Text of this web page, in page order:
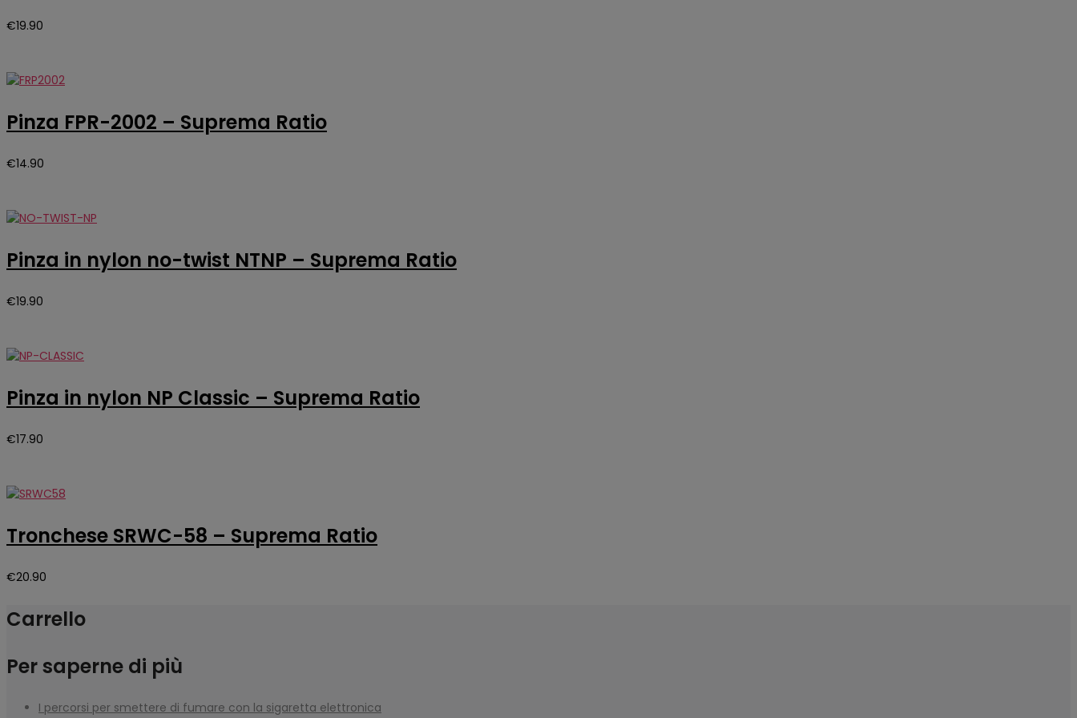
€19.90
Pinza FPR-2002 – Suprema Ratio
€14.90
Pinza in nylon no-twist NTNP – Suprema Ratio
€19.90
Pinza in nylon NP Classic – Suprema Ratio
€17.90
Tronchese SRWC-58 – Suprema Ratio
€20.90
Carrello
Per saperne di più
I percorsi per smettere di fumare con la sigaretta elettronica